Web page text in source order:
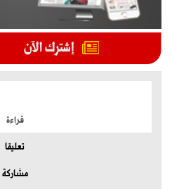
قراءة
تعليقا
مشاركة